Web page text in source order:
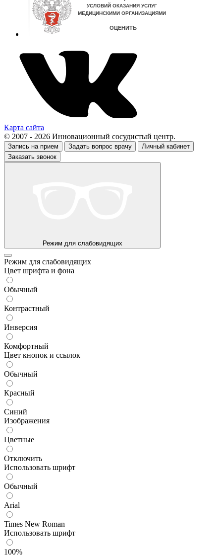
Карта сайта
© 2007 - 2026 Инновационный сосудистый центр.
Запись на прием Задать вопрос врачу
Личный кабинет
Заказать звонок
Режим для слабовидящих
Режим для слабовидящих
Цвет шрифта и фона
Обычный
Контрастный
Инверсия
Комфортный
Цвет кнопок и ссылок
Обычный
Красный
Синий
Изображения
Цветные
Отключить
Использовать шрифт
Обычный
Arial
Times New Roman
Использовать шрифт
100%